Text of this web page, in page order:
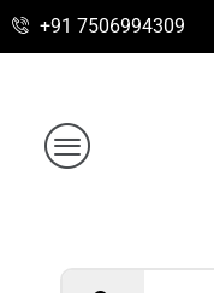
+91 7506994309